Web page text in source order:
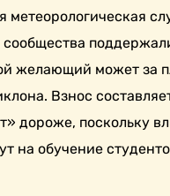
метеорологическая
сообщества
желающий может за
Взнос
дороже, поскольку
на обучение